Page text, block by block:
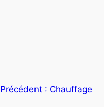
Précédent : Chauffage